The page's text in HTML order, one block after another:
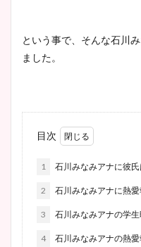
という事で、そんな石川
ました。
目次
1 石川みなみアナに彼氏
2 石川みなみアナに熱愛
3 石川みなみアナの学
4 石川みなみアナの熱